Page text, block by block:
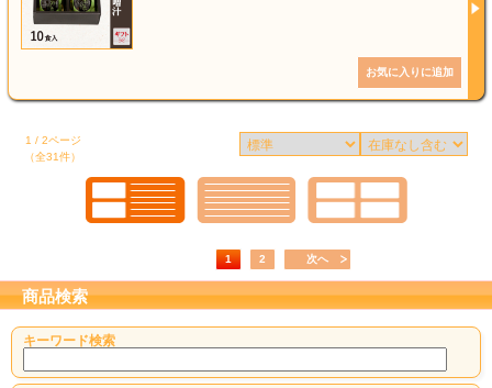
1 / 2ページ
（全31件）
1 2 次へ
商品検索
キーワード検索